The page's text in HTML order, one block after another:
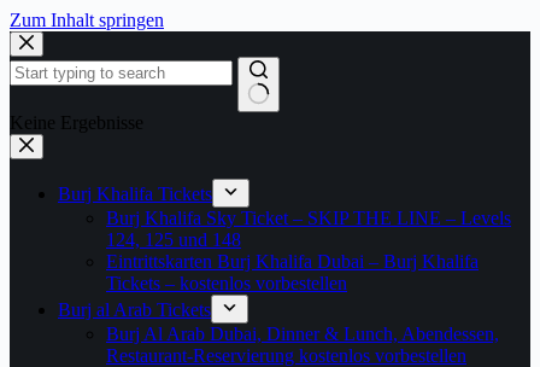
Zum Inhalt springen
Keine Ergebnisse
Burj Khalifa Tickets
Burj Khalifa Sky Ticket – SKIP THE LINE – Levels
124, 125 und 148
Eintrittskarten Burj Khalifa Dubai – Burj Khalifa
Tickets – kostenlos vorbestellen
Burj al Arab Tickets
Burj Al Arab Dubai, Dinner & Lunch, Abendessen,
Restaurant-Reservierung kostenlos vorbestellen